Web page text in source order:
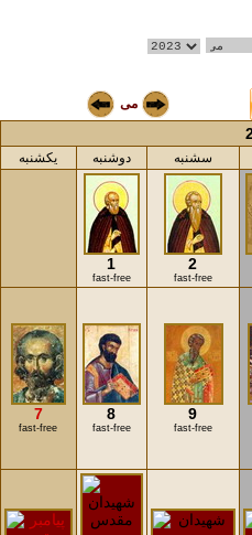
می
یکشنبه دوشنبه سشنبه
1
fast-free
2
fast-free
7
fast-free
8
fast-free
9
fast-free